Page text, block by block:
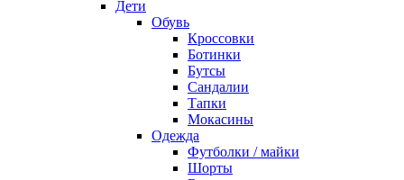
Дети
Обувь
Кроссовки
Ботинки
Бутсы
Сандалии
Тапки
Мокасины
Одежда
Футболки / майки
Шорты